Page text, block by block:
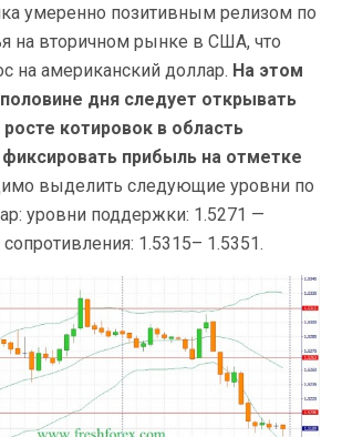
умеренно позитивным релизом по
на вторичном рынке в США, что
на американский доллар. На этом
дня следует открывать
котировок в область
фиксировать прибыль на отметке
выделить следующие уровни по
уровни поддержки: 1.5271 —
1.5315– 1.5351.